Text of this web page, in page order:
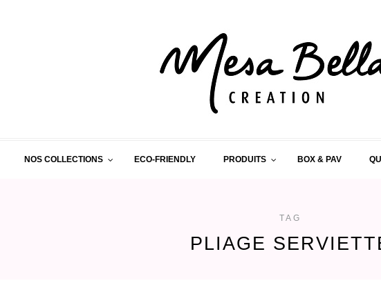
NOS COLLECTIONS ECO-FRIENDLY PRODUITS BOX & PAV
TAG
PLIAGE